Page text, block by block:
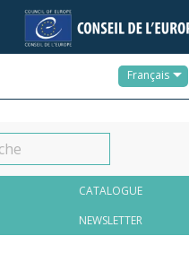
Français
CATALOGUE
NEWSLETTER